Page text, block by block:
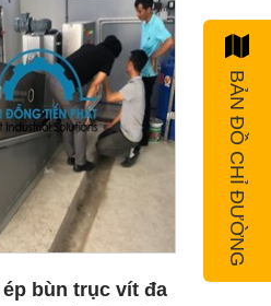
bùn trục vít đa
BẢN ĐỒ CHỈ ĐƯỜNG